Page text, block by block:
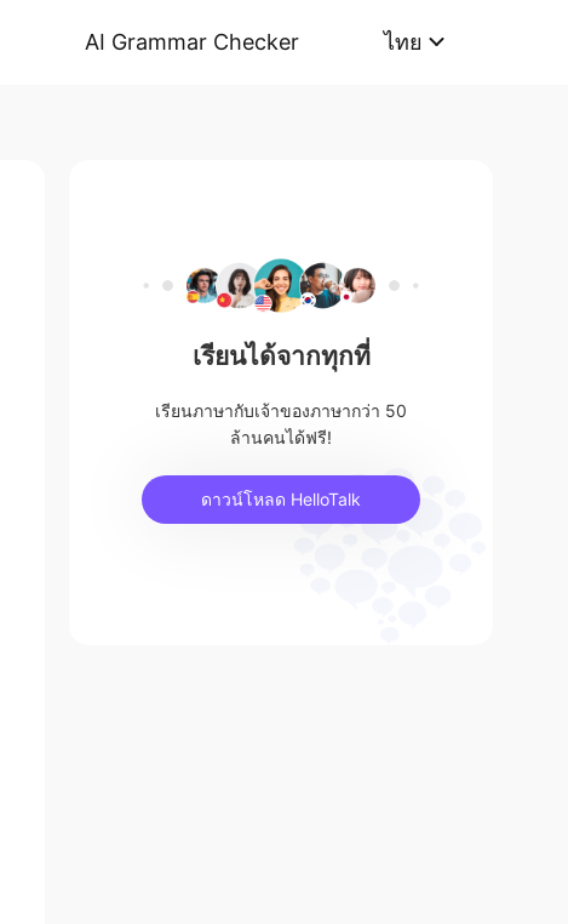
AI Grammar Checker ไทย
เรียนได้จากทุกที่
เรียนภาษากับเจ้าของภาษากว่า 50
ล้านคนได้ฟรี!
ดาวน์โหลด HelloTalk